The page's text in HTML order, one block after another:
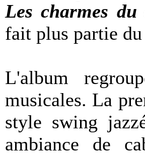
Les charmes du
fait plus partie
L'album
musicales. La
style swing
ambiance de